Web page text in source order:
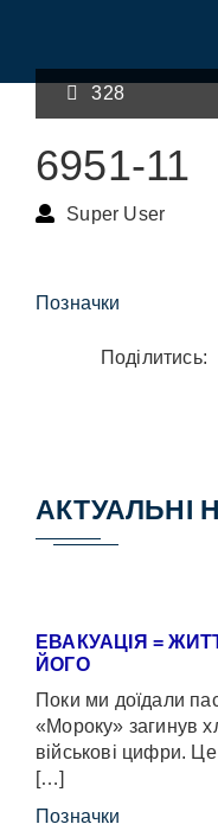
328
6951-11
Super User
Позначки
Поділитись:
АКТУАЛЬНІ
ЕВАКУАЦІЯ =
ЙОГО
Поки ми доїдали
«Мороку» загинув
військові цифри.
[…]
Позначки